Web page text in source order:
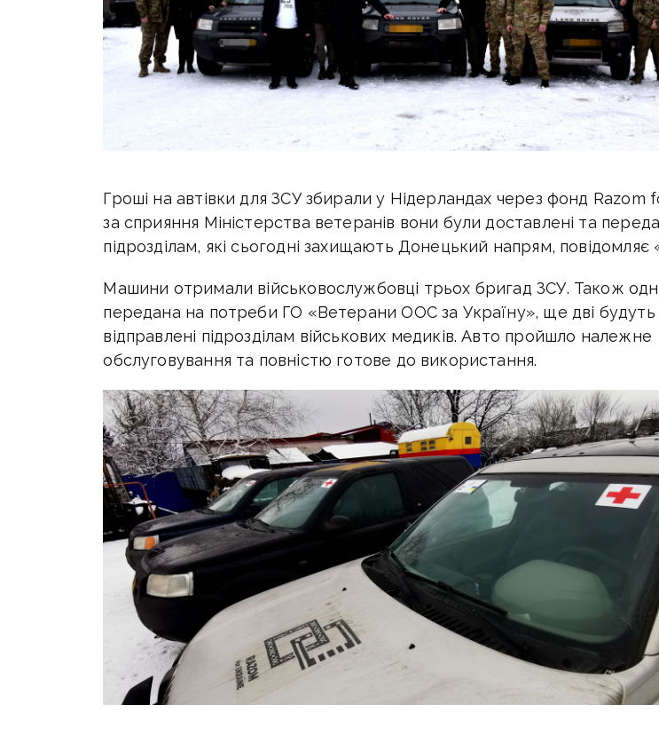
Гроші на автівки для ЗСУ збирали у Нідерландах через фонд Razom
за сприяння Міністерства ветеранів вони були доставлені та
підрозділам, які сьогодні захищають Донецький напрям, повідомляє
Машини отримали військовослужбовці трьох бригад ЗСУ. Також
передана на потреби ГО «Ветерани ООС за Україну», ще дві будуть
відправлені підрозділам військових медиків.Авто пройшло належне
обслуговування та повністю готове до використання.